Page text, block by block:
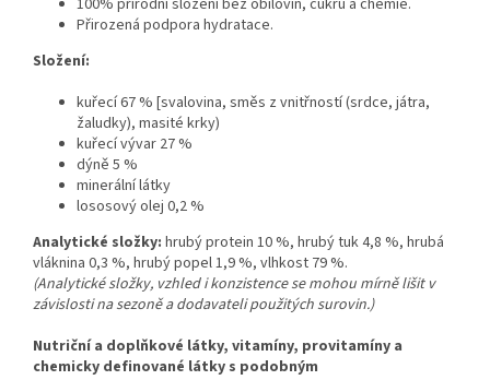
100% přírodní složení bez obilovin, cukru a chemie.
Přirozená podpora hydratace.
Složení:
kuřecí 67 % [svalovina, směs z vnitřností (srdce, játra,
žaludky), masité krky)
kuřecí vývar 27 %
dýně 5 %
minerální látky
lososový olej 0,2 %
Analytické složky: hrubý protein 10 %, hrubý tuk 4,8 %, hrubá
vláknina 0,3 %, hrubý popel 1,9 %, vlhkost 79 %.
(Analytické složky, vzhled i konzistence se mohou mírně lišit v
závislosti na sezoně a dodavateli použitých surovin.)
Nutriční a doplňkové látky, vitamíny, provitamíny a
chemicky definované látky s podobným